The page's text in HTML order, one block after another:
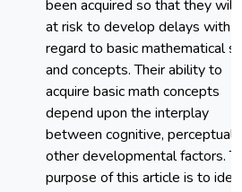
been acquired so that they will
at risk to develop delays with
regard to basic mathematical
and concepts. Their ability to
acquire basic math concepts
depend upon the interplay
between cognitive, perceptual
other developmental factors.
purpose of this article is to